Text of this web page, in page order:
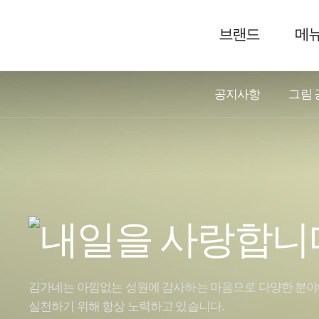
김가네는 아낌없는 성원에 감사하는 마음으로 다양한 분
실천하기 위해 항상 노력하고 있습니다.
브랜드 메
공지사항 그림